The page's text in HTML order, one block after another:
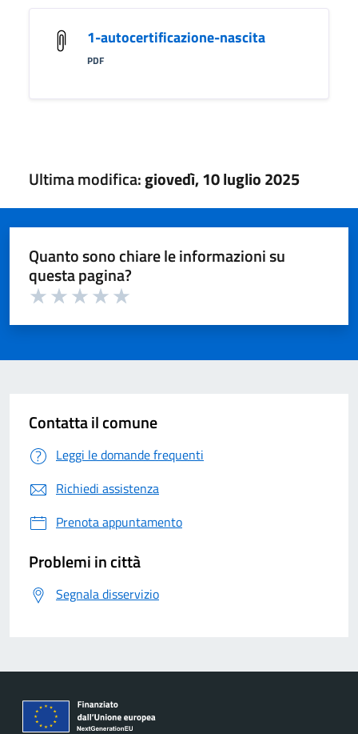
1-autocertificazione-nascita
PDF
Ultima modifica:giovedì, 10 luglio 2025
Quanto sono chiare le informazioni su
questa pagina?
Contatta il comune
Leggi le domande frequenti
Richiedi assistenza
Prenota appuntamento
Problemi in città
Segnala disservizio